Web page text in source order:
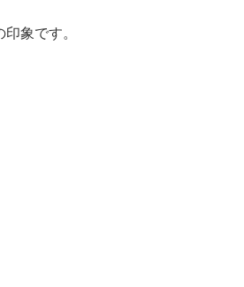
象です。